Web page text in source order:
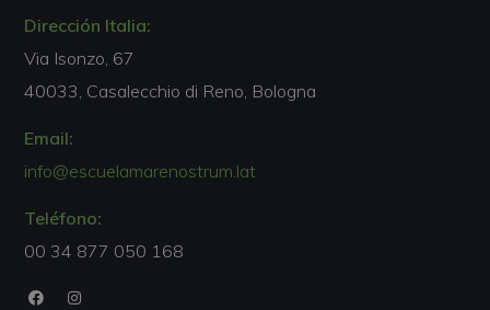
Dirección Italia:
Via Isonzo, 67
40033, Casalecchio di Reno, Bologna
Email:
info@escuelamarenostrum.lat
Teléfono:
00 34 877 050 168